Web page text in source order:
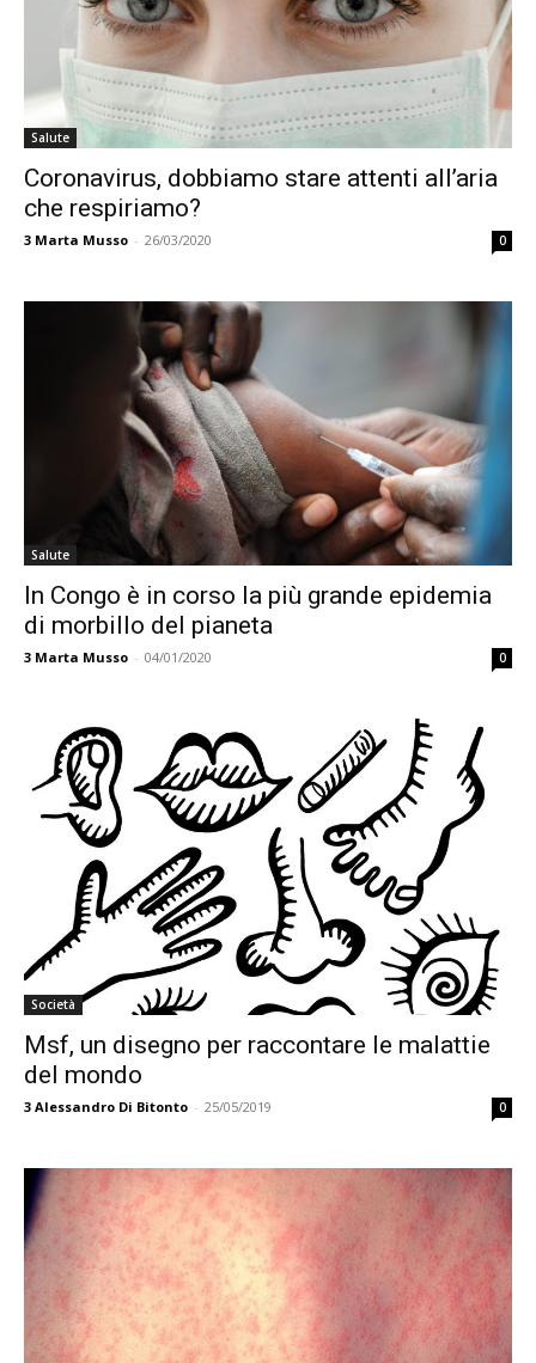
Salute
Coronavirus, dobbiamo stare attenti all’aria
che respiriamo?
3 Marta Musso - 26/03/2020 0
Salute
In Congo è in corso la più grande epidemia
di morbillo del pianeta
3 Marta Musso - 04/01/2020 0
Società
Msf, un disegno per raccontare le malattie
del mondo
3 Alessandro Di Bitonto - 25/05/2019 0